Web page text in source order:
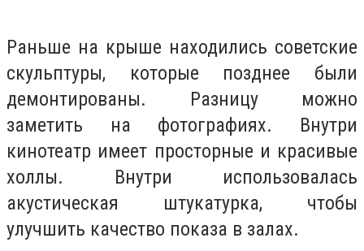
Раньше на крыше находились советские
скульптуры, которые позднее были
демонтированы. Разницу можно
заметить на фотографиях. Внутри
кинотеатр имеет просторные и красивые
холлы. Внутри использовалась
акустическая штукатурка, чтобы
улучшить качество показа в залах.